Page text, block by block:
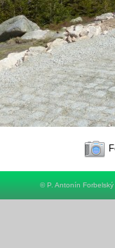
© P. Antonín